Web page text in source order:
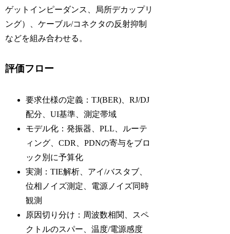
ゲットインピーダンス、局所デカップリ
ング）、ケーブル/コネクタの反射抑制
などを組み合わせる。
評価フロー
要求仕様の定義：TJ(BER)、RJ/DJ
配分、UI基準、測定帯域
モデル化：発振器、PLL、ルーテ
ィング、CDR、PDNの寄与をブロ
ック別に予算化
実測：TIE解析、アイ/バスタブ、
位相ノイズ測定、電源ノイズ同時
観測
原因切り分け：周波数相関、スペ
クトルのスパー、温度/電源感度